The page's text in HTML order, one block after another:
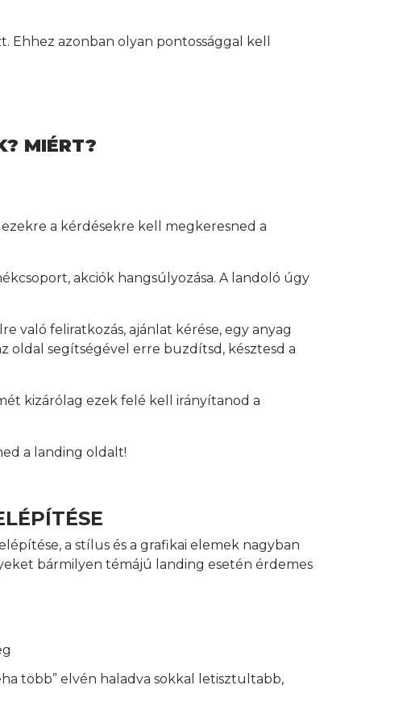
azonban olyan pontossággal kell
MIÉRT?
a kérdésekre kell megkeresned a
akciók hangsúlyozása. A landoló úgy
való feliratkozás, ajánlat kérése, egy anyag
oldal segítségével erre buzdítsd, késztesd a
kizárólag ezek felé kell irányítanod a
a landing oldalt!
a stílus és a grafikai elemek nagyban
bármilyen témájú landing esetén érdemes
több” elvén haladva sokkal letisztultabb,